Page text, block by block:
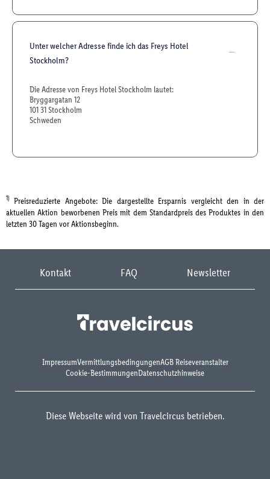
Unter welcher Adresse finde ich das Freys Hotel
Stockholm?
Die Adresse von Freys Hotel Stockholm lautet:
Bryggargatan 12
101 31 Stockholm
Schweden
1) Preisreduzierte Angebote: Die dargestellte Ersparnis vergleicht den in der
aktuellen Aktion beworbenen Preis mit dem Standardpreis des Produktes in den
letzten 30 Tagen vor Aktionsbeginn.
Kontakt FAQ Newsletter
ImpressumVermittlungsbedingungenAGB Reiseveranstalter
Cookie-BestimmungenDatenschutzhinweise
Diese Webseite wird von Travelcircus betrieben.